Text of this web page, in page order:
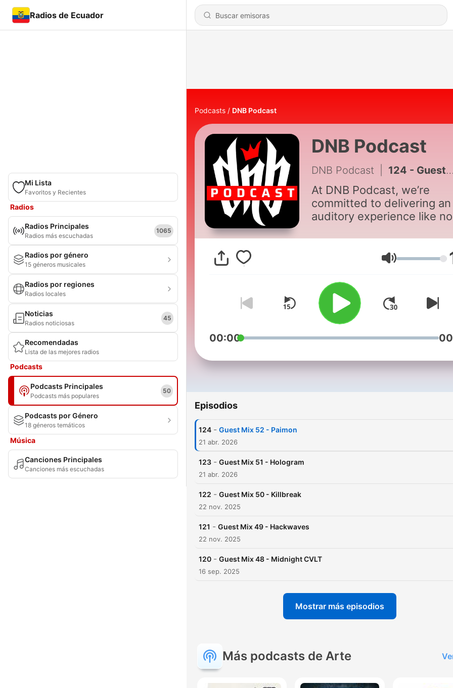
Radios de Ecuador
Mi Lista
Favoritos y Recientes
Radios
Radios Principales
Radios más escuchadas
1065
Radios por género
15 géneros musicales
Radios por regiones
Radios locales
Noticias
Radios noticiosas
45
Recomendadas
Lista de las mejores radios
Podcasts
Podcasts Principales
Podcasts más populares
50
Podcasts por Género
18 géneros temáticos
Música
Canciones Principales
Canciones más escuchadas
Podcasts DNB Podcast
DNB Podcast
DNB Podcast 124 - Guest Mix 52 - Paimon
At DNB Podcast, we’re
committed to delivering an
auditory experience like no
ManipulationDrum and
is your gateway
the latest and greatest
and bass mixes,
curated to satiate your
for heart-thumping beats
basslines. What sets us
is our unwavering focus on
bass. Our passion for this
Volumen
00:00
Episodios
124 - Guest Mix 52 - Paimon
21 abr. 2026
123 - Guest Mix 51 - Hologram
21 abr. 2026
122 - Guest Mix 50 - Killbreak
22 nov. 2025
121 - Guest Mix 49 - Hackwaves
22 nov. 2025
120 - Guest Mix 48 - Midnight CVLT
16 sep. 2025
Mostrar más episodios
Más podcasts de Arte